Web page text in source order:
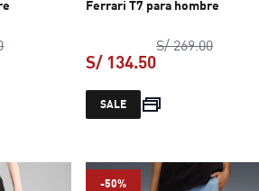
precio original S/ 269.00
S/ 134.50
Ferrari T7 para hombre
S/ 269.00precio
S/ 134.50
precio actual
SALE
-50%